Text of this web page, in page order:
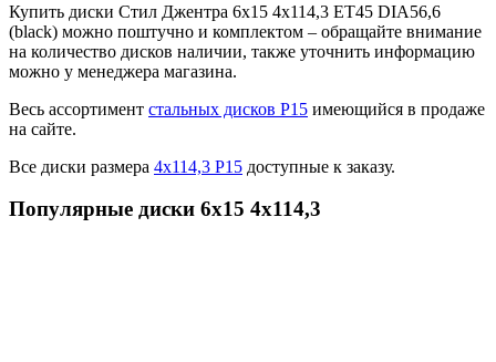
Купить диски Стил Джентра 6x15 4x114,3 ET45 DIA56,6
(black) можно поштучно и комплектом – обращайте внимание
на количество дисков наличии, также уточнить информацию
можно у менеджера магазина.
Весь ассортимент стальных дисков Р15 имеющийся в продаже
на сайте.
Все диски размера 4х114,3 Р15 доступные к заказу.
Популярные диски 6x15 4x114,3